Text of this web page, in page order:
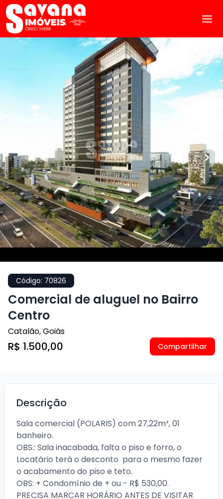
Código: 70826
Comercial de aluguel no Bairro
Centro
Catalão,Goiás
R$ 1.500,00 Compartilhar
Descrição
Sala comercial (POLARIS) com 27,22m², 01
banheiro.
OBS.: Sala inacabada, falta o piso e forro, o
Locatário terá o desconto  para o mesmo fazer
o acabamento do piso e teto.
OBS: + Condomínio de + ou - R$ 530,00.